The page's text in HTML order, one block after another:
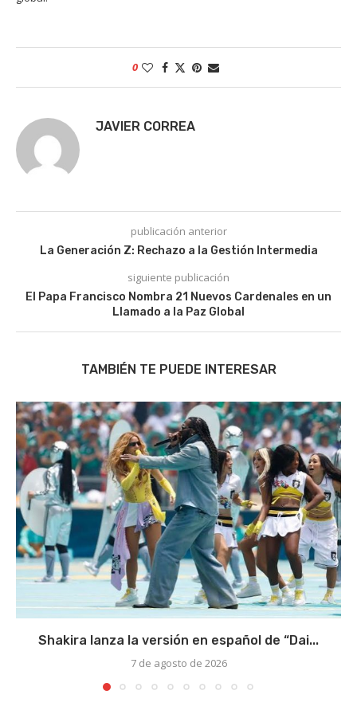
0
JAVIER CORREA
publicación anterior
La Generación Z: Rechazo a la Gestión Intermedia
siguiente publicación
El Papa Francisco Nombra 21 Nuevos Cardenales en un
Llamado a la Paz Global
TAMBIÉN TE PUEDE INTERESAR
Shakira lanza la versión en español de “Dai...
7 de agosto de 2026